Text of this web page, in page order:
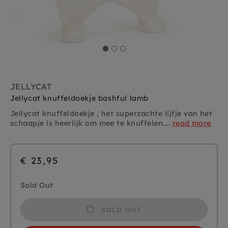
JELLYCAT
Jellycat knuffeldoekje bashful lamb
Jellycat knuffeldoekje , het superzachte lijfje van het
schaapje is heerlijk om mee te knuffelen.... read more
€ 23,95
Sold Out
SOLD OUT